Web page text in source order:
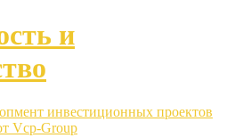
и
инвестиционных проектов
Vcp-Group